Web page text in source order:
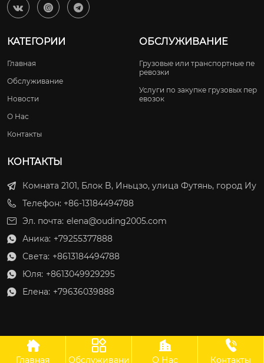
  
КАТЕГОРИИ
Главная
Обслуживание
Новости
О Нас
Контакты
ОБСЛУЖИВАНИЕ
Грузовые или транспортные пе
ревозки
Услуги по закупке грузовых пер
евозок
КОНТАКТЫ
Комната 2101, Блок B, Иньцзо, улица Футянь, город Иу
Телефон: +86-13184494788
Эл. почта: elena@ouding2005.com
 Аника: +79255377888
 Света: +8613184494788
 Юля: +8613049929295
 Елена: +79636039888
ООО Оудин по управлению международными цепями поставок

Главная

Обслуживани

О Нас

Контакты